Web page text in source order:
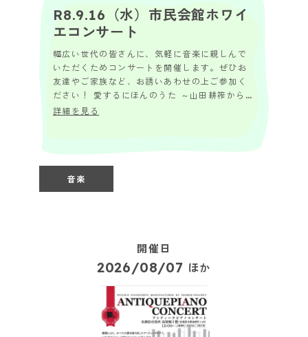
R8.9.16（水）市民会館ホワイ
エコンサート
幅広い世代の皆さんに、気軽に音楽に親しんで
いただくためコンサートを開催します。ぜひお
友達やご家族など、お誘いあわせの上ご参加く
ださい！ 愛するにほんのうた ～山田耕筰から武
満徹まで～ あたたかな声と美しい日本語で綴
詳細を見る
音楽
開催日
2026/08/07 ほか